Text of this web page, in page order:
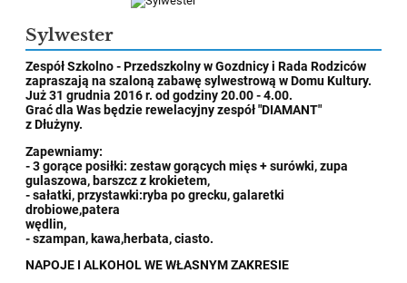
Sylwester
Zespół Szkolno - Przedszkolny w Gozdnicy i Rada Rodziców
zapraszają na szaloną zabawę sylwestrową w Domu Kultury.
Już 31 grudnia 2016 r. od godziny 20.00 - 4.00.
Grać dla Was będzie rewelacyjny zespół "DIAMANT"
z Dłużyny.
Zapewniamy:
- 3 gorące posiłki: zestaw gorących mięs + surówki, zupa
gulaszowa, barszcz z krokietem,
- sałatki, przystawki:ryba po grecku, galaretki
drobiowe,patera
wędlin,
- szampan, kawa,herbata, ciasto.
NAPOJE I ALKOHOL WE WŁASNYM ZAKRESIE